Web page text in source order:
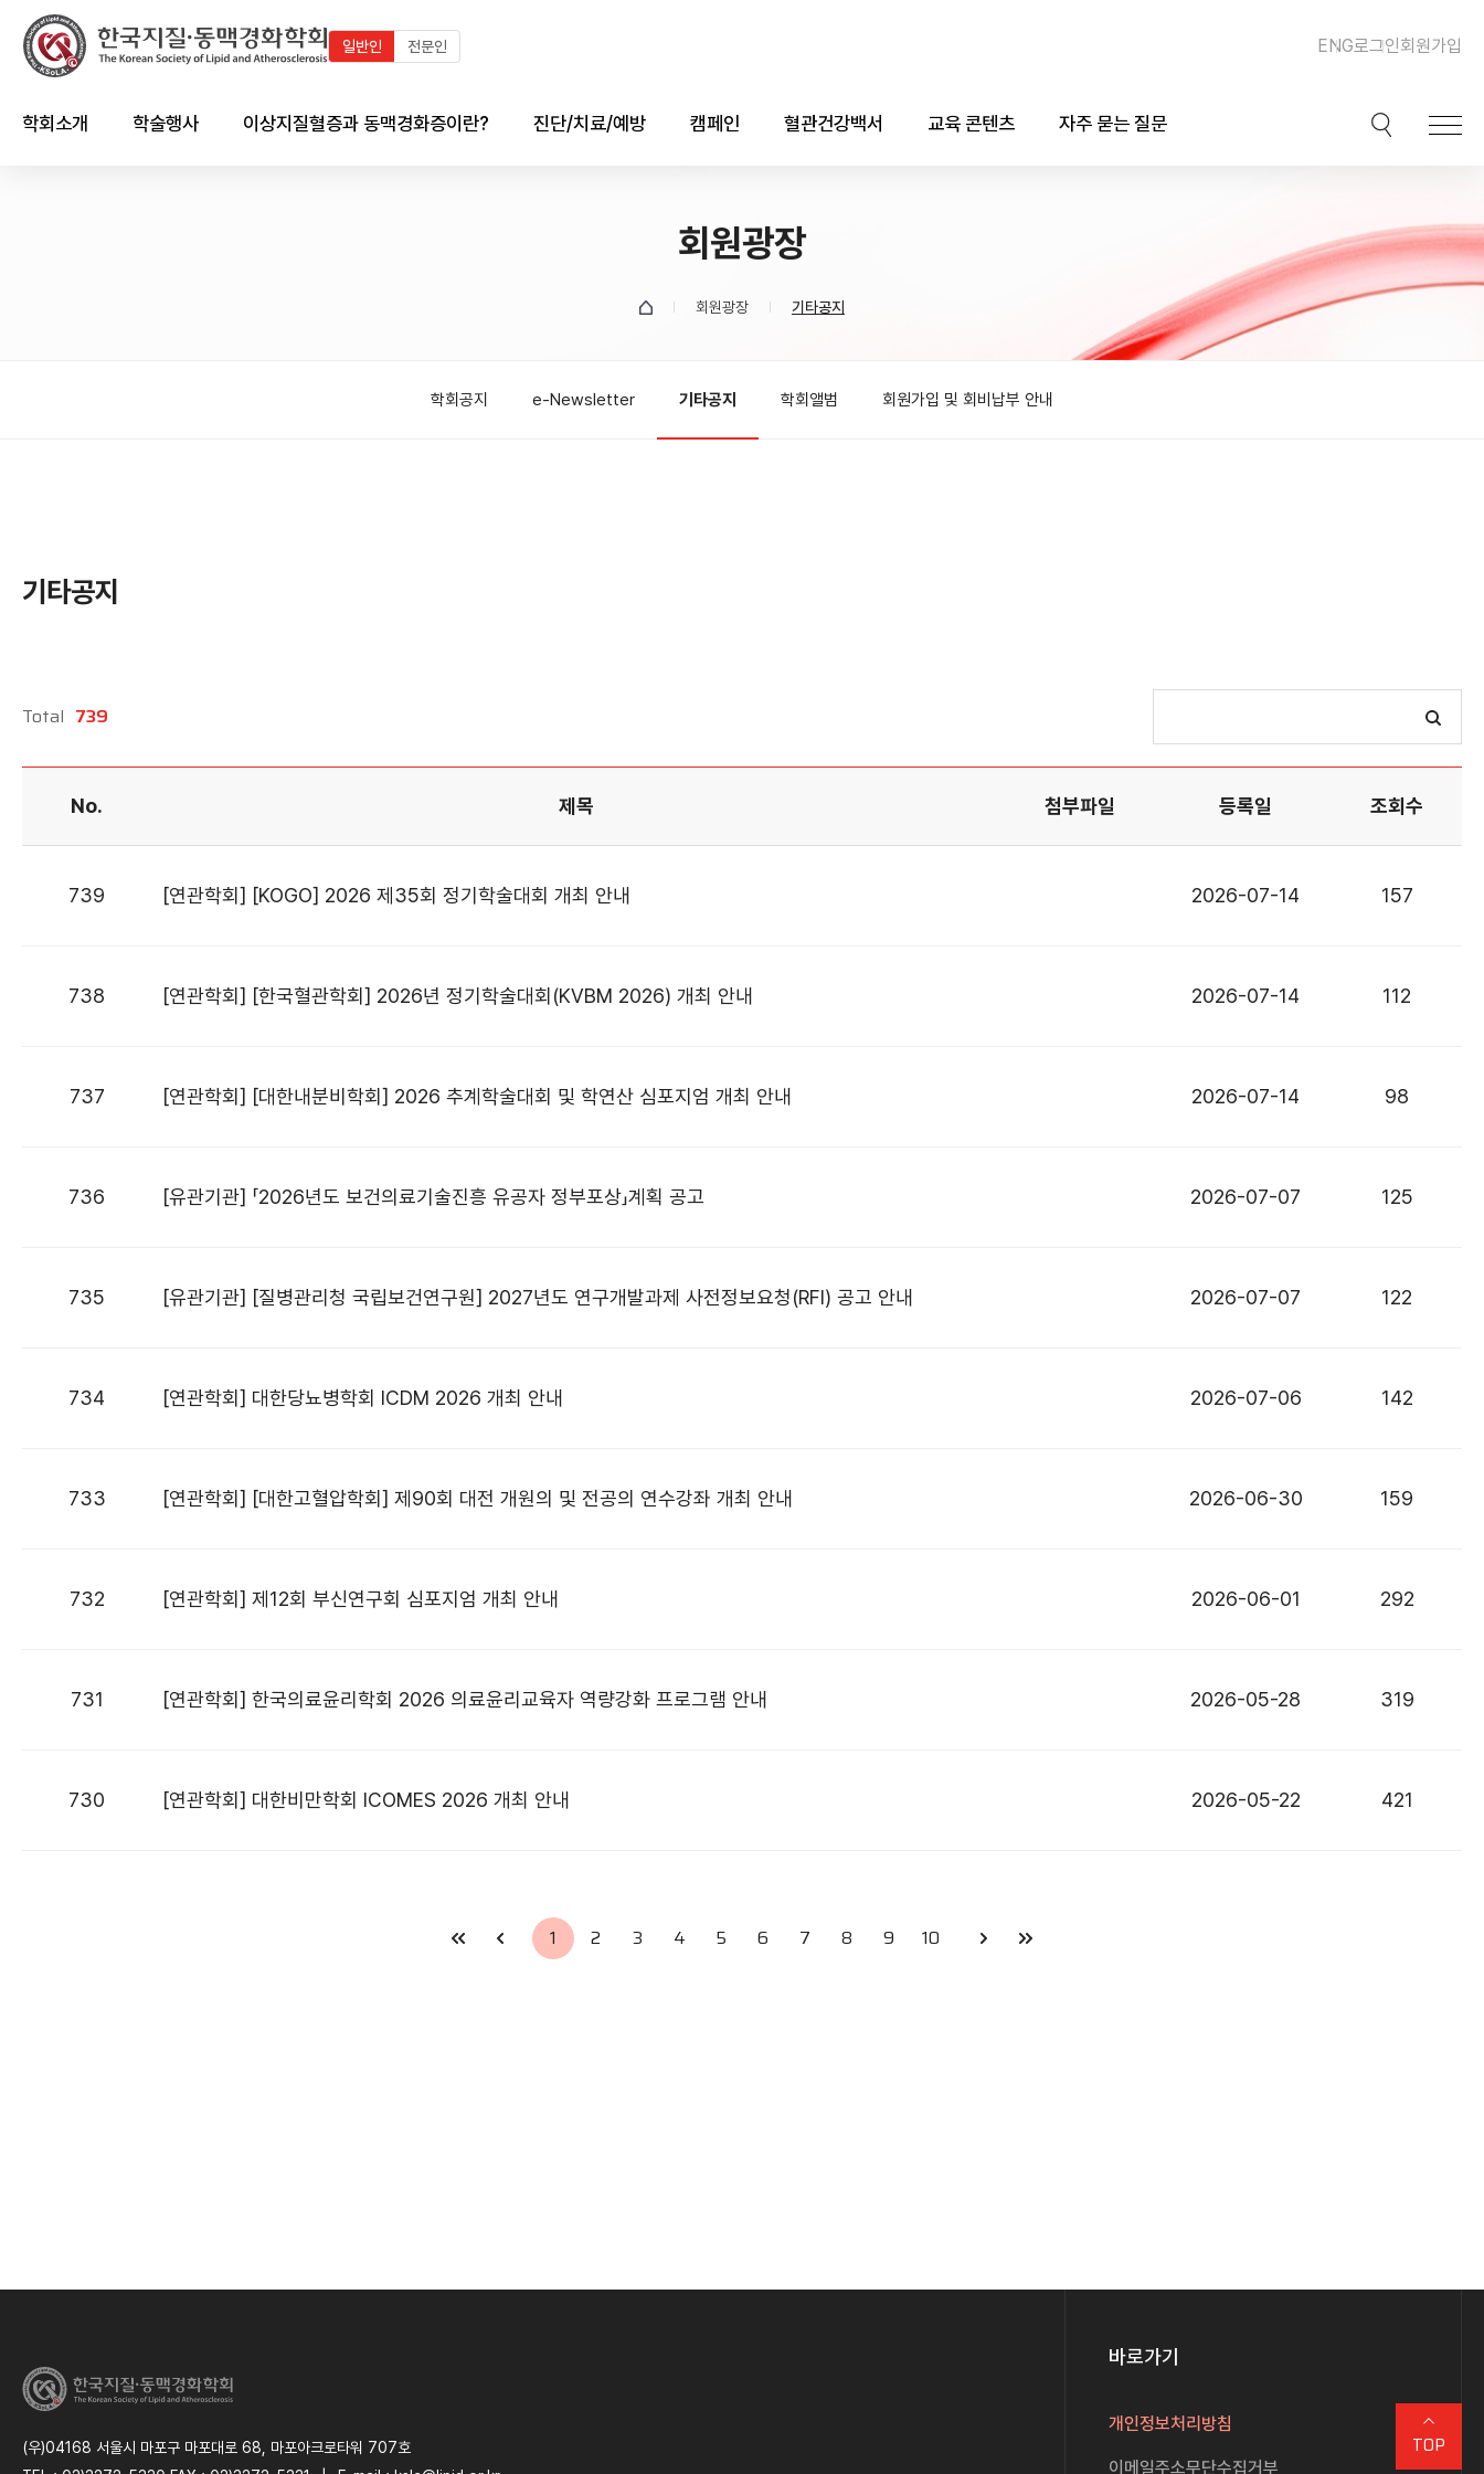
일반인 전문인 ENG로그인회원가입
학회소개 학술행사 이상지질혈증과 동맥경화증이란? 진단/치료/예방 캠페인
자료실
혈관건강백서 교육 콘텐츠 자주 묻는 질문
비만, 체중조절, 다이어트
회원광장
회원광장 기타공지
학회공지 e-Newsletter 기타공지 학회앨범 회원가입 및 회비납부 안내
기타공지
Total 739
No. 제목 첨부파일 등록일 조회수
739 [연관학회] [KOGO] 2026 제35회 정기학술대회 개최 안내 2026-07-14 157
738 [연관학회] [한국혈관학회] 2026년 정기학술대회(KVBM 2026) 개최 안내 2026-07-14 112
737 [연관학회] [대한내분비학회] 2026 추계학술대회 및 학연산 심포지엄 개최 안내 2026-07-14 98
736 [유관기관] 「2026년도 보건의료기술진흥 유공자 정부포상」계획 공고 2026-07-07 125
735 [유관기관] [질병관리청 국립보건연구원] 2027년도 연구개발과제 사전정보요청(RFI) 공고 안내 2026-07-07 122
734 [연관학회] 대한당뇨병학회 ICDM 2026 개최 안내 2026-07-06 142
733 [연관학회] [대한고혈압학회] 제90회 대전 개원의 및 전공의 연수강좌 개최 안내 2026-06-30 159
732 [연관학회] 제12회 부신연구회 심포지엄 개최 안내 2026-06-01 292
731 [연관학회] 한국의료윤리학회 2026 의료윤리교육자 역량강화 프로그램 안내 2026-05-28 319
730 [연관학회] 대한비만학회 ICOMES 2026 개최 안내 2026-05-22 421
1 2 3 4 5 6 7 8 9 10
(우)04168 서울시 마포구 마포대로 68, 마포아크로타워 707호
바로가기
개인정보처리방침
이메일주소무단수집거부
TOP